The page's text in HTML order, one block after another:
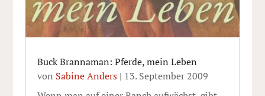
Buck Brannaman: Pferde, mein Leben
von Sabine Anders| 13. September 2009